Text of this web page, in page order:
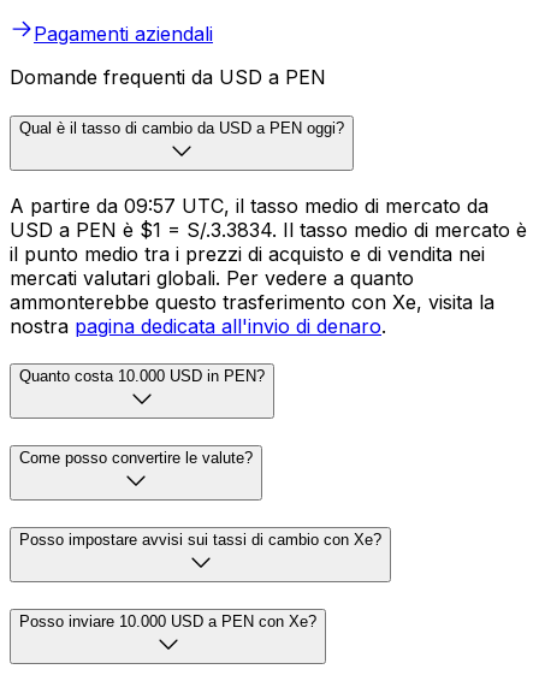
Pagamenti aziendali
Domande frequenti da USD a PEN
Qual è il tasso di cambio da USD a PEN oggi?
A partire da 09:57 UTC, il tasso medio di mercato da
USD a PEN è $1 = S/.3.3834. Il tasso medio di mercato è
il punto medio tra i prezzi di acquisto e di vendita nei
mercati valutari globali. Per vedere a quanto
ammonterebbe questo trasferimento con Xe, visita la
nostra pagina dedicata all'invio di denaro.
Quanto costa 10.000 USD in PEN?
Come posso convertire le valute?
Posso impostare avvisi sui tassi di cambio con Xe?
Posso inviare 10.000 USD a PEN con Xe?